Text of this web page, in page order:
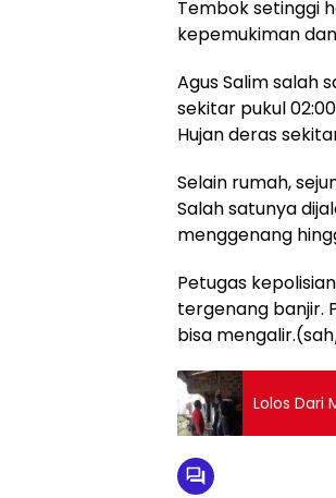
Tembok setinggi
kepemukiman
Agus Salim salah
sekitar pukul
Hujan deras
Selain rumah,
Salah satunya
menggenang
Petugas
tergenang banjir.
bisa
Lolos Dari